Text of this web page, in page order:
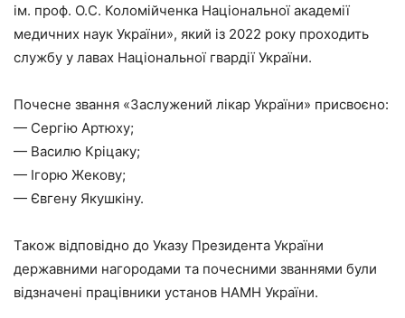
ім. проф. О.С. Коломійченка Національної академії
медичних наук України», який із 2022 року проходить
службу у лавах Національної гвардії України.
Почесне звання «Заслужений лікар України» присвоєно:
— Сергію Артюху;
— Василю Кріцаку;
— Ігорю Жекову;
— Євгену Якушкіну.
Також відповідно до Указу Президента України
державними нагородами та почесними званнями були
відзначені працівники установ НАМН України.